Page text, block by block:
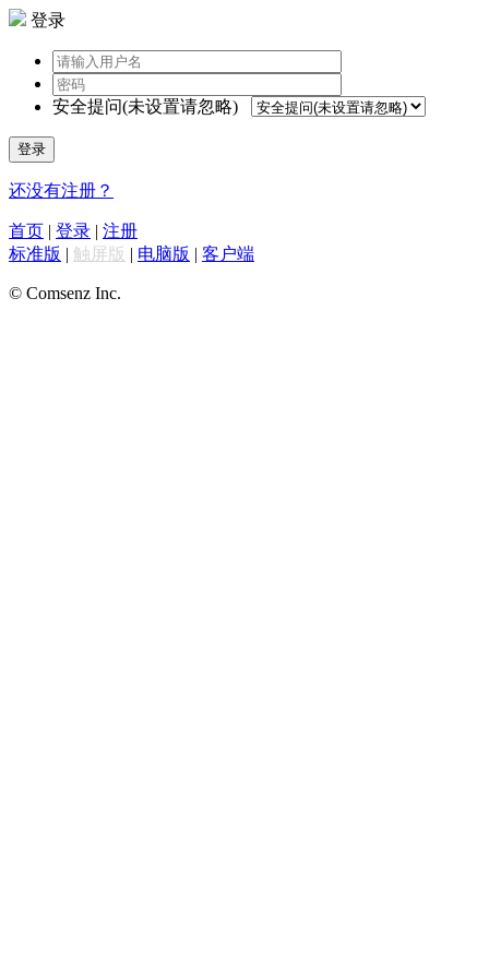
登录
安全提问(未设置请忽略)
登录
还没有注册？
首页 | 登录 | 注册
标准版 | 触屏版 | 电脑版 | 客户端
© Comsenz Inc.